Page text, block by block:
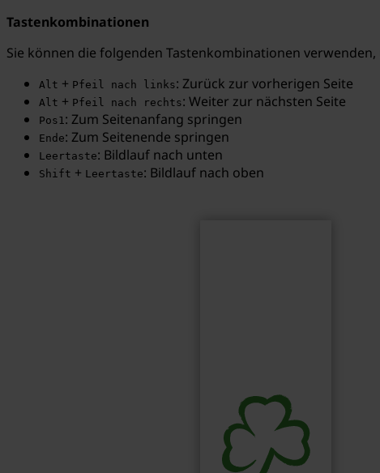
Tastenkombinationen
Sie können die folgenden Tastenkombinationen
Alt + Pfeil nach links: Zurück zur vorherigen Seite
Alt + Pfeil nach rechts: Weiter zur nächsten Seite
Pos1: Zum Seitenanfang springen
Ende: Zum Seitenende springen
Leertaste: Bildlauf nach unten
Shift + Leertaste: Bildlauf nach oben
Suchbegriff... Suchen